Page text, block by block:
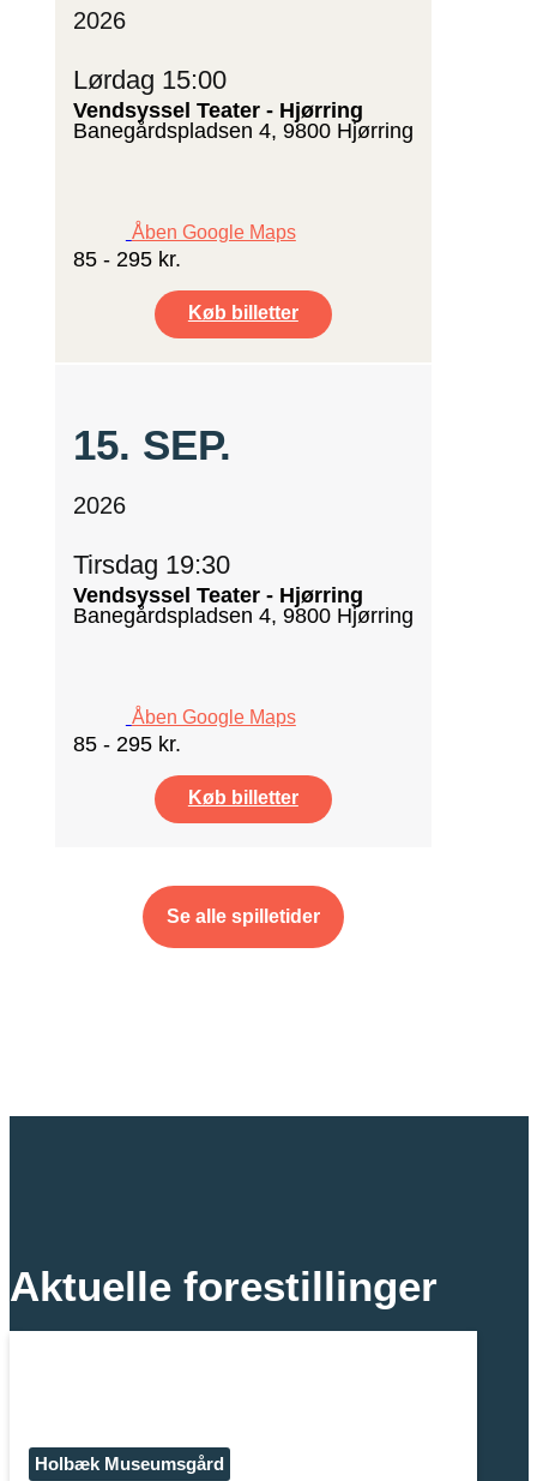
2026
Lørdag 15:00
Vendsyssel Teater - Hjørring
Banegårdspladsen 4, 9800 Hjørring
Åben Google Maps
85 - 295 kr.
Køb billetter
15. SEP.
2026
Tirsdag 19:30
Vendsyssel Teater - Hjørring
Banegårdspladsen 4, 9800 Hjørring
Åben Google Maps
85 - 295 kr.
Køb billetter
Se alle spilletider
Aktuelle forestillinger
Holbæk Museumsgård